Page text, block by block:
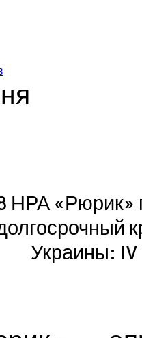
НРА «Рюрик»
Украины: ІV